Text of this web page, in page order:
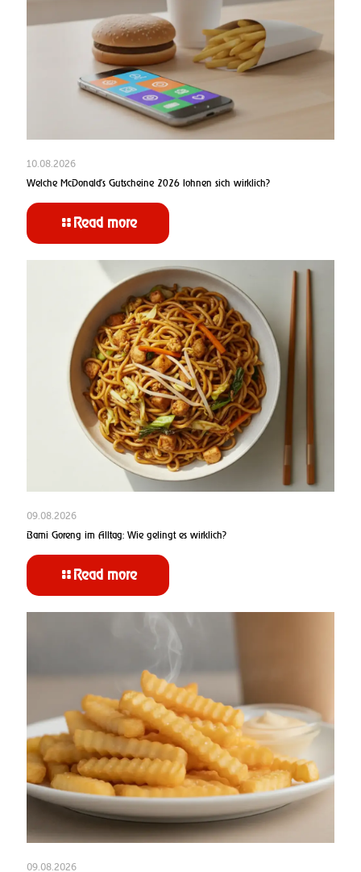
10.08.2026
Welche McDonald’s Gutscheine 2026 lohnen sich wirklich?
Read more
09.08.2026
Bami Goreng im Alltag: Wie gelingt es wirklich?
Read more
09.08.2026